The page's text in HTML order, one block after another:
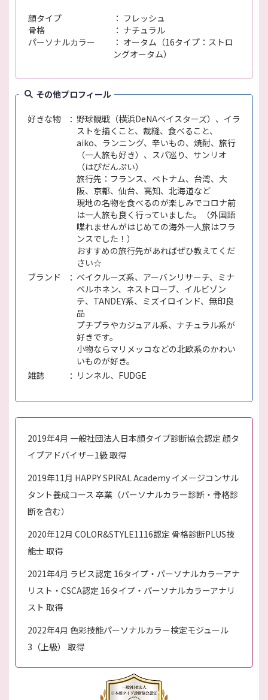
顔タイプ
フレッシュ
骨格
ナチュラル
パーソナルカラー
オータム（16タイプ：ストロ
ングオータム）
その他プロフィール
好きな物
野球観戦（横浜DeNAベイスターズ）、イラ
ストを描くこと、裁縫、食べること、
aiko、ランニング、辛いもの、焼酎、旅行
（一人旅も好き）、スパ巡り、サンリオ
（はぴだんぷい）
旅行先：フランス、ベトナム、台湾、大
阪、京都、仙台、高知、北海道など
現地の名物を食べるのが楽しみでコロナ前
は一人旅も良く行っていました。（外国語
喋れませんがはじめての海外一人旅はフラ
ンスでした！）
おすすめの旅行先があればぜひ教えてくだ
さい☆
ブランド
ベイクルーズ系、アーバンリサーチ、ミナ
ペルホネン、ネストローブ、イルビゾン
テ、TANDEY系、ミズイロインド、無印良
品
プチプラやカジュアル系、ナチュラル系が
好きです。
小物ならマリメッコなどの北欧系のかわい
いものが好き。
雑誌
リンネル、FUDGE
2019年4月 一般社団法人日本顔タイプ診断協会認定 顔タ
イプアドバイザー1級 取得
2019年11月 HAPPY SPIRAL Academy イメージコンサル
タント養成コース 卒業（パーソナルカラー診断・骨格診
断を含む）
2020年12月 COLOR&STYLE1116認定 骨格診断PLUS技
能士 取得
2021年4月 ラピス認定 16タイプ・パーソナルカラーアナ
リスト・CSCA認定 16タイプ・パーソナルカラーアナリ
スト 取得
2022年4月 色彩技能パーソナルカラー検定モジュール
3（上級） 取得